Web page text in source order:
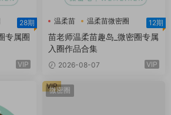
28期
专属圈
VIP
温柔苗
温柔苗微密圈
温柔苗趣岛
12期
苗老师温柔苗趣岛_微密圈专属
入圈作品合集
2026-08-07 VIP
微密圈
VIP